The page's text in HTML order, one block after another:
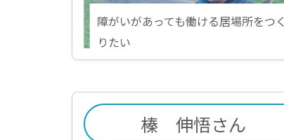
障がいがあっても働ける居場所をつく
りたい
榛 伸悟さん